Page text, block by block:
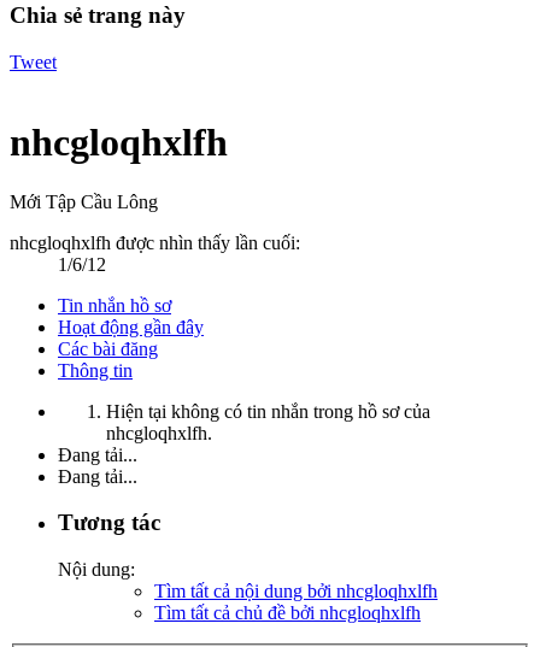
Chia sẻ trang này
Tweet
nhcgloqhxlfh
Mới Tập Cầu Lông
nhcgloqhxlfh được nhìn thấy lần cuối:
1/6/12
Tin nhắn hồ sơ
Hoạt động gần đây
Các bài đăng
Thông tin
Hiện tại không có tin nhắn trong hồ sơ của
nhcgloqhxlfh.
Đang tải...
Đang tải...
Tương tác
Nội dung:
Tìm tất cả nội dung bởi nhcgloqhxlfh
Tìm tất cả chủ đề bởi nhcgloqhxlfh